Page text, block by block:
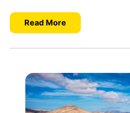
Read More